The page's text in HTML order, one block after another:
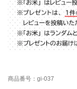
商品番号：gi-037